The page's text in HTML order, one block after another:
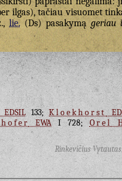
ilgas), tačiau visuomet
lie.(Ds) pasakymągeriau
EDSIL133;Kloekhorst
EWAI 728;Orel
Rinkevičius Vytautas